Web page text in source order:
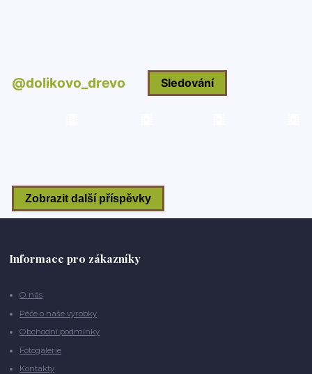
Informace pro zákazníky
O nás
Péče o naše výrobky
Obchodní podmínky
Fotogalerie
Kontakty